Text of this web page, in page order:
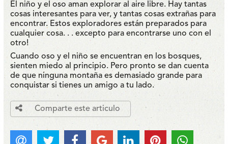
El niño y el oso aman explorar al aire libre. Hay tantas
cosas interesantes para ver, y tantas cosas extrañas para
encontrar. Estos exploradores están preparados para
cualquier cosa. . . excepto para encontrarse uno con el
otro!
Cuando oso y el niño se encuentran en los bosques,
sienten miedo al principio. Pero pronto se dan cuenta
de que ninguna montaña es demasiado grande para
conquistar si tienes un amigo a tu lado.
Comparte este articulo